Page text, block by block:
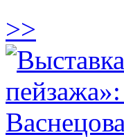
>>